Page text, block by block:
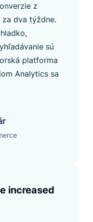
z
dva týždne.
sú
platforma
Analytics sa
increased